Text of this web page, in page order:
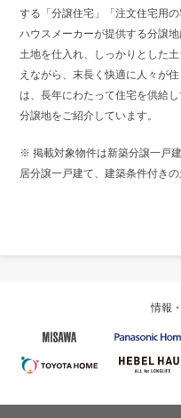
する「分譲住宅」「注文住宅用の
ハウスメーカーが提供する分譲
土地を仕入れ、しっかりとした
えながら、末長く快適に人々が
は、長年にわたって住宅を供給
分譲地をご紹介しています。
※ 掲載対象物件は新築分譲一戸
居分譲一戸建て、建築条件付き
情報